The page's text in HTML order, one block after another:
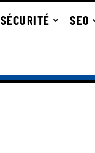
SÉCURITÉ SEO